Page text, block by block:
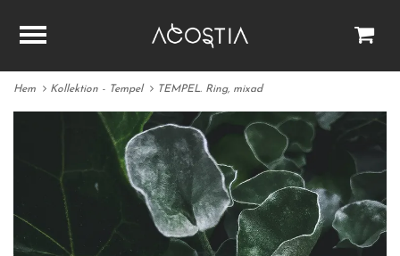
Hem Kollektion - Tempel TEMPEL. Ring, mixad